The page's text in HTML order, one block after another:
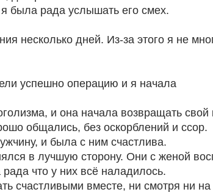
была рада услышать его смех.
несколько дней. Из-за этого я не
успешно операцию и я начала
и она начала возвращать свой
общались, без оскорблений и ссор.
и была с ним счастлива.
в лучшую сторону. Они с женой
что у них всё наладилось.
счастливыми вместе, ни смотря ни на